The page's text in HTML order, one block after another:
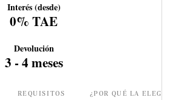
Interés (desde)
0% TAE
Devolución
3 - 4 meses
REQUISITOS ¿POR QUÉ LA